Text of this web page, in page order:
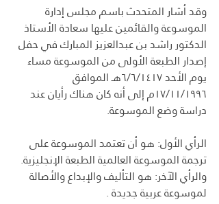
وقد أشار المتحدث باسم مجلس إدارة
الموسوعة والقائمين عليها سعادة الأستاذ
الدكتور راشد بن عبدالعزيز المبارك في حفل
إصدار الطبعة الأولى من الموسوعة مساء
يوم الأحد ٦/٦/١٤١٧هـ الموافق
١٧/١١/١٩٩٦م إلى أنه كان هناك رأيان عند
دراسة وضع الموسوعة.
الرأي الأول: هو أن تعتمد الموسوعة على
ترجمة الموسوعة العالمية الطبعة الإنجليزية.
والرأي الآخر: هو التأليف والإبداع والأصالة
لموسوعة عربية جديدة .